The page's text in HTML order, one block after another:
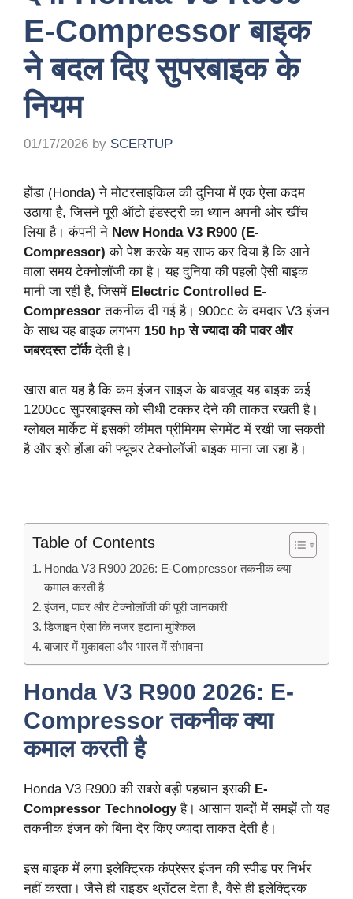
E-Compressor बाइक
ने बदल दिए सुपरबाइक के
नियम
01/17/2026 by SCERTUP
होंडा (Honda) ने मोटरसाइकिल की दुनिया में एक ऐसा कदम
उठाया है, जिसने पूरी ऑटो इंडस्ट्री का ध्यान अपनी ओर खींच
लिया है। कंपनी ने New Honda V3 R900 (E-
Compressor) को पेश करके यह साफ कर दिया है कि आने
वाला समय टेक्नोलॉजी का है। यह दुनिया की पहली ऐसी बाइक
मानी जा रही है, जिसमें Electric Controlled E-
Compressor तकनीक दी गई है। 900cc के दमदार V3 इंजन
के साथ यह बाइक लगभग 150 hp से ज्यादा की पावर और
जबरदस्त टॉर्कदेती है।
खास बात यह है कि कम इंजन साइज के बावजूद यह बाइक कई
1200cc सुपरबाइक्स को सीधी टक्कर देने की ताकत रखती है।
ग्लोबल मार्केट में इसकी कीमत प्रीमियम सेगमेंट में रखी जा सकती
है और इसे होंडा की फ्यूचर टेक्नोलॉजी बाइक माना जा रहा है।
Table of Contents
Honda V3 R900 2026: E-Compressor तकनीक क्या
कमाल करती है
इंजन, पावर और टेक्नोलॉजी की पूरी जानकारी
डिजाइन ऐसा कि नजर हटाना मुश्किल
बाजार में मुकाबला और भारत में संभावना
Honda V3 R900 2026: E-
Compressor तकनीक क्या
कमाल करती है
Honda V3 R900 की सबसे बड़ी पहचान इसकी E-
Compressor Technologyहै। आसान शब्दों में समझें तो यह
तकनीक इंजन को बिना देर किए ज्यादा ताकत देती है।
इस बाइक में लगा इलेक्ट्रिक कंप्रेसर इंजन की स्पीड पर निर्भर
नहीं करता। जैसे ही राइडर थ्रॉटल देता है, वैसे ही इलेक्ट्रिक